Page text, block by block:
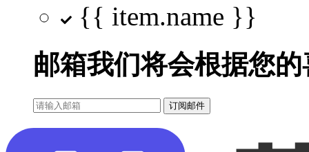
{{ item.name }}
邮箱我们将会根据您
订阅邮件